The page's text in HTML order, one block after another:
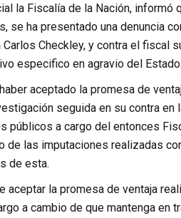
la Fiscalía de la Nación,
se ha presentado una denuncia
Checkley, y contra el fiscal
especifico en agravio del Estado.
aceptado la promesa de
seguida en su contra
públicos a cargo del entonces
las imputaciones realizadas
de esta.
aceptar la promesa de ventaja
a cambio de que mantenga